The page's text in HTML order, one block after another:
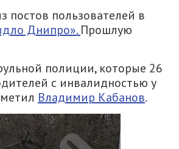
пользователей в
Днипро». Прошлую
полиции, которые 26
с инвалидностью у
Владимир Кабанов.